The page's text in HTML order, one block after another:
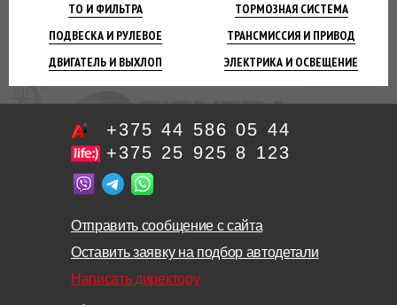
ТО И ФИЛЬТРА ТОРМОЗНАЯСИСТЕМА
ПОДВЕСКА И РУЛЕВОЕ ТРАНСМИССИЯ И ПРИВОД
ДВИГАТЕЛЬ И ВЫХЛОП ЭЛЕКТРИКА И ОСВЕЩЕНИЕ
+375 44 586 05 44
+375 25 925 8 123
Отправить сообщение с сайта
Оставить заявку на подбор автодетали
Написать директору